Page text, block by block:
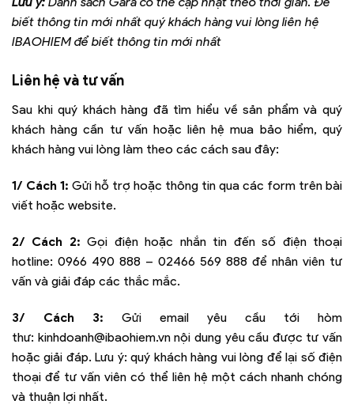
biết thông tin mới nhất quý khách hàng vui lòng liên hệ
IBAOHIEM để biết thông tin mới nhất
Liên hệ và tư vấn
Sau khi quý khách hàng đã tìm hiểu về sản phẩm và quý
khách hàng cần tư vấn hoặc liên hệ mua bảo hiểm, quý
khách hàng vui lòng làm theo các cách sau đây:
1/ Cách 1: Gửi hỗ trợ hoặc thông tin qua các form trên bài
viết hoặc website.
2/ Cách 2: Gọi điện hoặc nhắn tin đến số điện thoại
hotline: 0966 490 888 – 02466 569 888 để nhân viên tư
vấn và giải đáp các thắc mắc.
3/ Cách 3: Gửi email yêu cầu tới hòm
thư: kinhdoanh@ibaohiem.vnnội dung yêu cầu được tư vấn
hoặc giải đáp. Lưu ý: quý khách hàng vui lòng để lại số điện
thoại để tư vấn viên có thể liên hệ một cách nhanh chóng
và thuận lợi nhất.